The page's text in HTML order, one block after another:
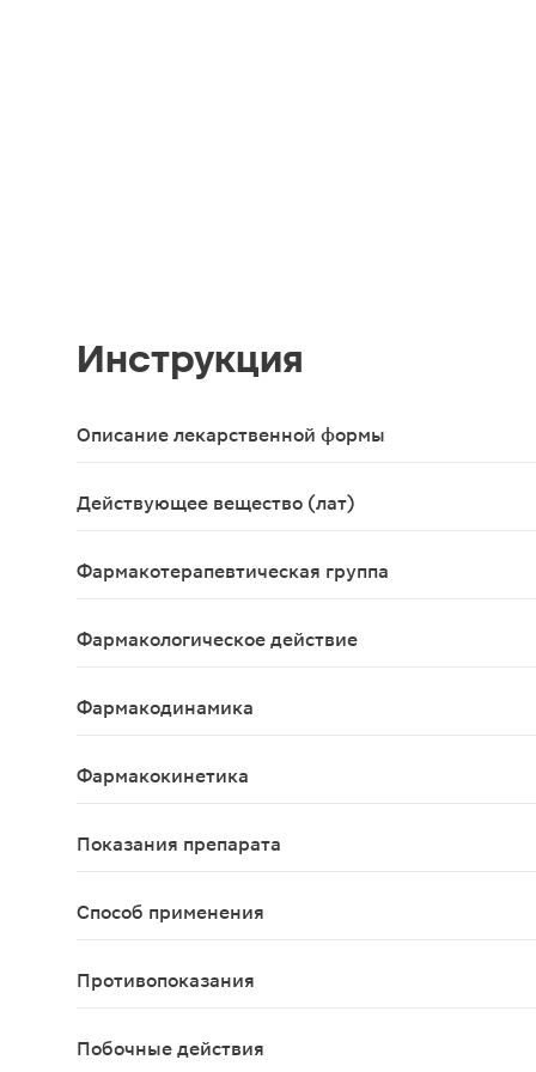
Инструкция
Описание лекарственной формы
Таблетки, покрытые пленочной оболочкой
Действующее вещество (лат)
Фармакотерапевтическая группа
Фармакологическое действие
Фармакодинамика
Фармакокинетика
Показания препарата
Симптоматическая терапия венозной
Способ применения
Противопоказания
Повышенная чувствительность к активным
Побочные действия